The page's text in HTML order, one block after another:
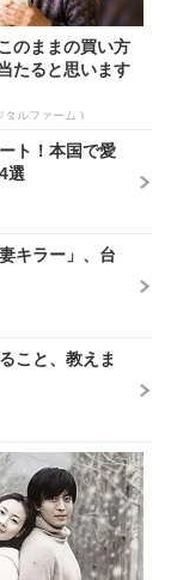
のままの買い方
たると思います
タルファーム )
ト！本国で愛
選
キラー」、台
こと、教えま